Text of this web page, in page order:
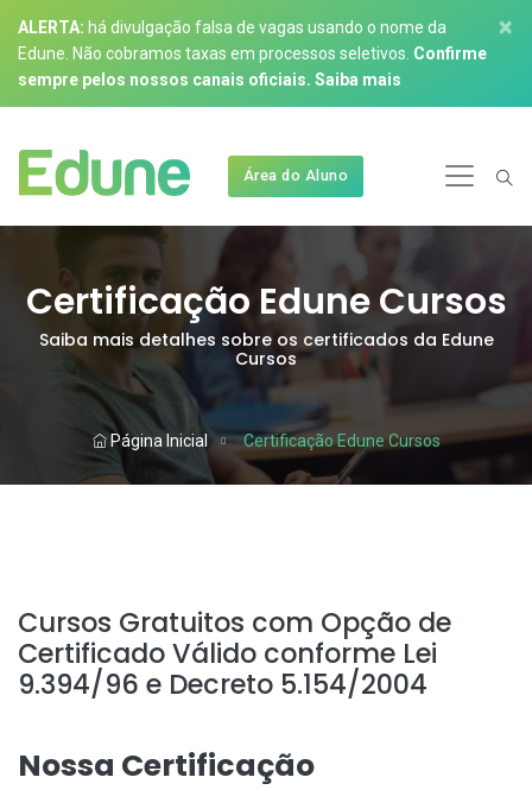
ALERTA: há divulgação falsa de vagas usando o nome da
Edune. Não cobramos taxas em processos seletivos. Confirme
sempre pelos nossos canais oficiais. Saiba mais
×
Área do Aluno
Certificação Edune Cursos
Saiba mais detalhes sobre os certificados da Edune
Cursos
Página Inicial Certificação Edune Cursos
Cursos Gratuitos com Opção de
Certificado Válido conforme Lei
9.394/96 e Decreto 5.154/2004
Nossa Certificação